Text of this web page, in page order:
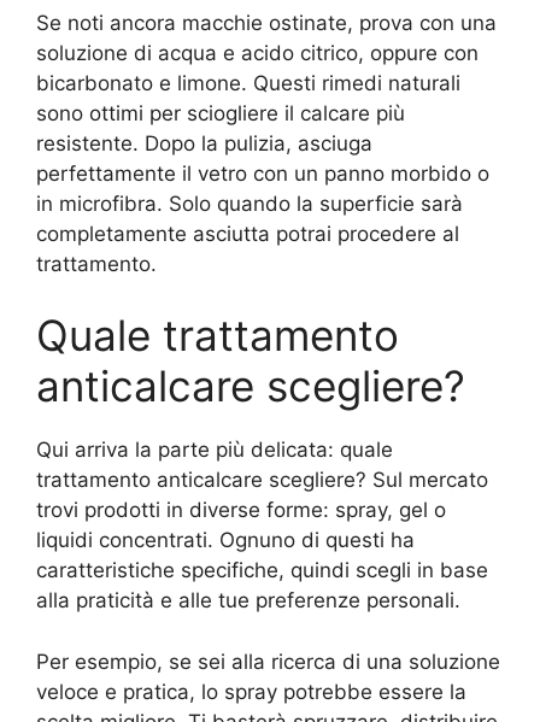
Se noti ancora macchie ostinate, prova con una
soluzione di acqua e acido citrico, oppure con
bicarbonato e limone. Questi rimedi naturali
sono ottimi per sciogliere il calcare più
resistente. Dopo la pulizia, asciuga
perfettamente il vetro con un panno morbido o
in microfibra. Solo quando la superficie sarà
completamente asciutta potrai procedere al
trattamento.
Quale trattamento
anticalcare scegliere?
Qui arriva la parte più delicata: quale
trattamento anticalcare scegliere? Sul mercato
trovi prodotti in diverse forme: spray, gel o
liquidi concentrati. Ognuno di questi ha
caratteristiche specifiche, quindi scegli in base
alla praticità e alle tue preferenze personali.
Per esempio, se sei alla ricerca di una soluzione
veloce e pratica, lo spray potrebbe essere la